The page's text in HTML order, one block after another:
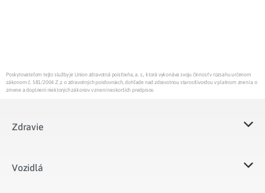
Poskytovateľom tejto služby je Union zdravotná poisťovňa, a. s., ktorá vykonáva svoju činnosť v rozsahu určenom
zákonom č. 581/2004 Z.z. o zdravotných poisťovniach, dohľade nad zdravotnou starostlivosťou v platnom znení a o
zmene a doplnení niektorých zákonov v znení neskorších predpisov.
Zdravie
Vozidlá​